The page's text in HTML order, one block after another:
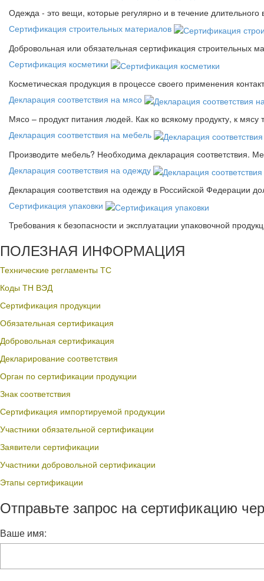
Одежда - это вещи, которые регулярно и в течение
Сертификация строительных материалов
Добровольная или обязательная сертификация строительных
Сертификация косметики
Косметическая продукция в процессе своего применения
Декларация соответствия на мясо
Мясо – продукт питания людей. Как ко всякому продукту, к мясу
Декларация соответствия на мебель
Производите мебель? Необходима декларация соответствия.
Декларация соответствия на одежду
Декларация соответствия на одежду в Российской Федерации
Сертификация упаковки
Требования к безопасности и эксплуатации упаковочной
ПОЛЕЗНАЯ ИНФОРМАЦИЯ
Технические регламенты ТС
Коды ТН ВЭД
Сертификация продукции
Обязательная сертификация
Добровольная сертификация
Декларирование соответствия
Орган по сертификации продукции
Знак соответствия
Сертификация импортируемой продукции
Участники обязательной сертификации
Заявители сертификации
Участники добровольной сертификации
Этапы сертификации
Отправьте запрос на сертификацию
Ваше имя: